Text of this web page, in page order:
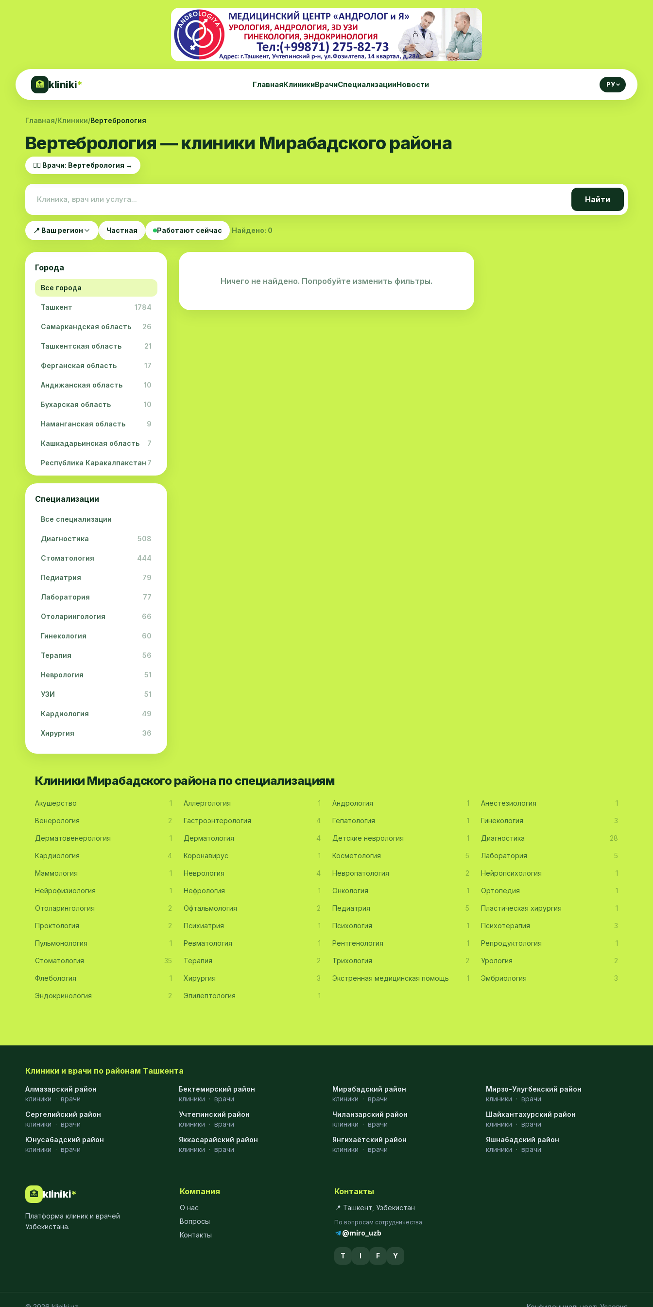
🏥 kliniki* ГлавнаяКлиникиВрачиСпециализацииНовости РУ
Главная/Клиники/Вертебрология
Вертебрология — клиники Мирабадского района
👨‍⚕️ Врачи: Вертебрология →
Найти
📍 Ваш регион Частная Работают сейчас Найдено: 0
Города
Все города
Ташкент 1784
Самаркандская область 26
Ташкентская область 21
Ферганская область 17
Андижанская область 10
Бухарская область 10
Наманганская область 9
Кашкадарьинская область 7
Республика Каракалпакстан 7
Навоийская область 5
Джизакская область
Сурхандарьинская область
Сырдарьинская область 2
Хорезмская область 2
Специализации
Все специализации
Диагностика 508
Стоматология 444
Педиатрия 79
Лаборатория 77
Отоларингология 66
Гинекология 60
Терапия 56
Неврология 51
УЗИ 51
Кардиология 49
Хирургия 36
Физиотерапия 31
Эмбриология
Акушерство
Ортопедия
Массаж
Стационар 11
МРТ
Проктология
Пульмонология
Анестезиология
Наркология
Ничего не найдено. Попробуйте изменить фильтры.
Клиники Мирабадского района по специализациям
Акушерство 1 Аллергология 1 Андрология 1 Анестезиология 1
Венерология 2 Гастроэнтерология 4 Гепатология 1 Гинекология 3
Дерматовенерология 1 Дерматология 4 Детские неврология 1 Диагностика 28
Кардиология 4 Коронавирус 1 Косметология 5 Лаборатория 5
Маммология 1 Неврология 4 Невропатология 2 Нейропсихология 1
Нейрофизиология 1 Нефрология 1 Онкология 1 Ортопедия 1
Отоларингология 2 Офтальмология 2 Педиатрия 5 Пластическая хирургия 1
Проктология 2 Психиатрия 1 Психология 1 Психотерапия 3
Пульмонология 1 Ревматология 1 Рентгенология 1 Репродуктология 1
Стоматология 35 Терапия 2 Трихология 2 Урология 2
Флебология 1 Хирургия 3 Экстренная медицинская помощь 1 Эмбриология 3
Эндокринология 2 Эпилептология 1
Клиники и врачи по районам Ташкента
Алмазарский район
клиники · врачи
Бектемирский район
клиники · врачи
Мирабадский район
клиники · врачи
Мирзо-Улугбекский район
клиники · врачи
Сергелийский район
клиники · врачи
Учтепинский район
клиники · врачи
Чиланзарский район
клиники · врачи
Шайхантахурский район
клиники · врачи
Юнусабадский район
клиники · врачи
Яккасарайский район
клиники · врачи
Янгихаётский район
клиники · врачи
Яшнабадский район
клиники · врачи
🏥 kliniki*
Платформа клиник и врачей
Узбекистана.
Компания
О нас
Вопросы
Контакты
Контакты
📍 Ташкент, Узбекистан
По вопросам сотрудничества
@miro_uzb
T I F Y